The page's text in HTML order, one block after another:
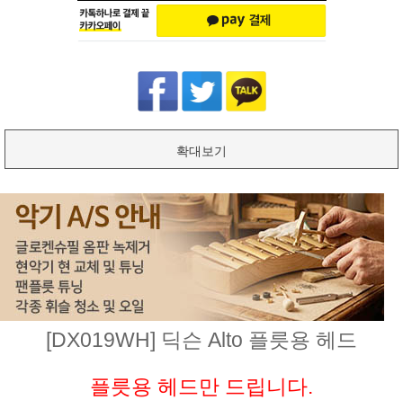
확대보기
[DX019WH] 딕슨 Alto 플릇용 헤드
플릇용 헤드만 드립니다.